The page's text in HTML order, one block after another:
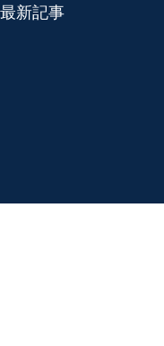
最新記事